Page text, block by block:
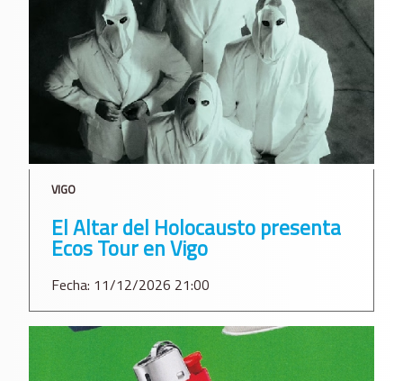
VIGO
El Altar del Holocausto presenta
Ecos Tour en Vigo
Fecha: 11/12/2026 21:00